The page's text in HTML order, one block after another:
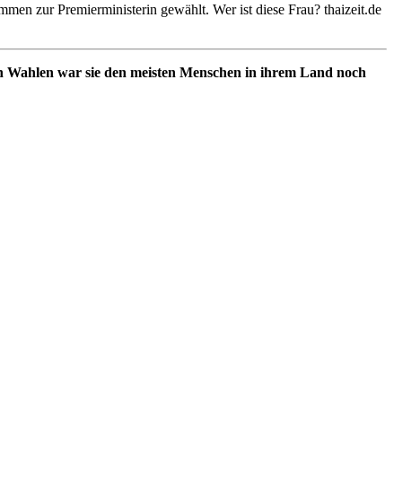
zur Premierministerin gewählt. Wer ist diese Frau? thaizeit.de
war sie den meisten Menschen in ihrem Land noch